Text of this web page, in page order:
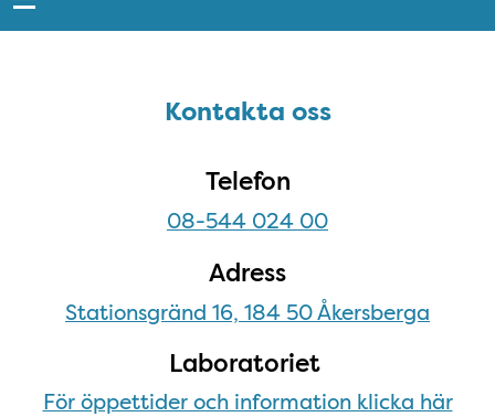
Kontakta ossKontakta oss
Telefon
08-544 024 00
Adress
Stationsgränd 16, 184 50 Åkersberga
Laboratoriet
För öppettider och information klicka här